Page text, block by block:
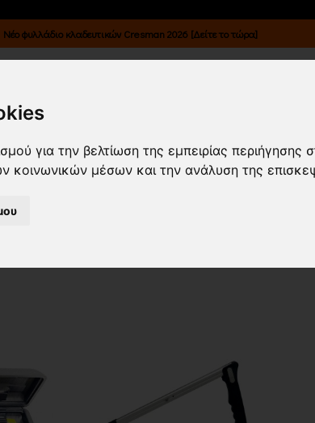
για την βελτίωση της εμπειρίας περιήγησης
κοινωνικών μέσων και την ανάλυση της
Νέο φυλλάδιο κλαδευτικών Cresman 2026 [Δείτε το τώρα]
ΠΡΟΙΟΝΤΑ ΣΤΟΚ